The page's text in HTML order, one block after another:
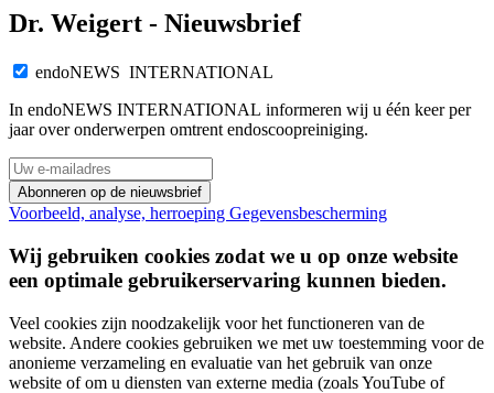
Dr. Weigert - Nieuwsbrief
endoNEWS INTERNATIONAL
In endoNEWS INTERNATIONAL informeren wij u één keer per
jaar over onderwerpen omtrent endoscoopreiniging.
Abonneren op de nieuwsbrief
Voorbeeld, analyse, herroeping Gegevensbescherming
Wij gebruiken cookies zodat we u op onze website
een optimale gebruikerservaring kunnen bieden.
Veel cookies zijn noodzakelijk voor het functioneren van de
website. Andere cookies gebruiken we met uw toestemming voor de
anonieme verzameling en evaluatie van het gebruik van onze
website of om u diensten van externe media (zoals YouTube of